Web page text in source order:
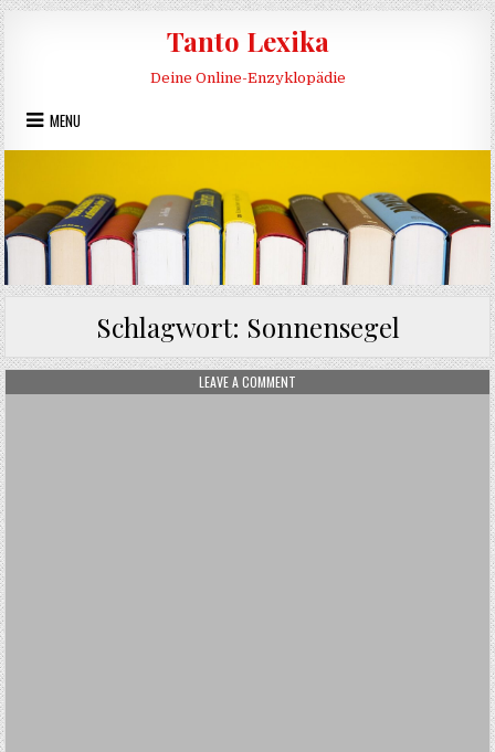
Skip to content
Tanto Lexika
Deine Online-Enzyklopädie
MENU
Schlagwort: Sonnensegel
LEAVE A COMMENT